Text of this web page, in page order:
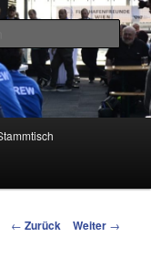
Beitrags-
← Zurück Weiter →